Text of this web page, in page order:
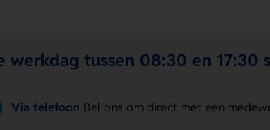
werkdag tussen 08:30 en 17:30
Via telefoon Bel ons om direct met een